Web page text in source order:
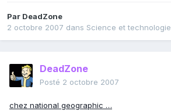
Par DeadZone
2 octobre 2007 dans Science et technologie
DeadZone
Posté 2 octobre 2007
chez national geographic …